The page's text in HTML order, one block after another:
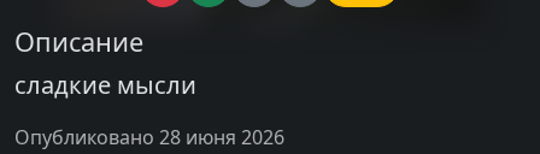
Описание
сладкие мысли
Опубликовано 28 июня 2026